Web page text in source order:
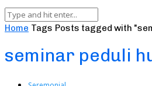
Home Tags Posts tagged with
seminar peduli